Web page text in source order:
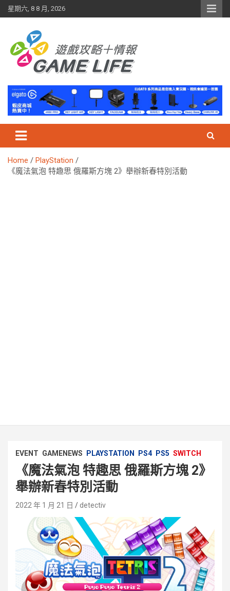
Skip
to
星期六, 8 8 月, 2026
Home
PlayStation
《魔法氣泡 特趣思 俄羅斯方塊 2》舉辦新春特別活動
EVENT GAMENEWS PLAYSTATION PS4 PS5 SWITCH
《魔法氣泡 特趣思 俄羅斯方塊 2》
舉辦新春特別活動
2022 年 1 月 21 日 detectiv